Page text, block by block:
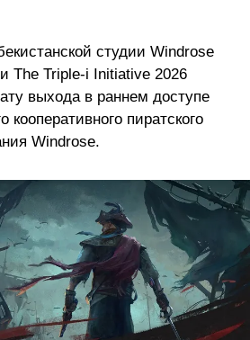
студии Windrose
The Triple-i Initiative 2026
выхода в раннем доступе
кооперативного пиратского
Windrose.